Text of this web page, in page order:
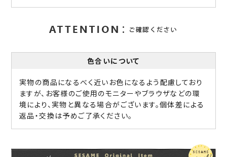
色合いについて
実物の商品になるべく近いお色になるよう配慮しており
ますが、お客様のご使用のモニターやブラウザなどの環
境により、実物と異なる場合がございます。個体差による
返品・交換は予めご了承ください。